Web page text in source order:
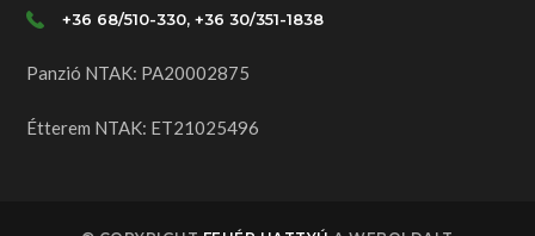
+36 68/510-330, +36 30/351-1838
Panzió NTAK: PA20002875
Étterem NTAK: ET21025496